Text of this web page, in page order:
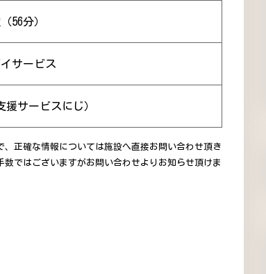
56分）
サービス
サービスにじ）
正確な情報については施設へ直接お問い合わせ頂き
ではございますがお問い合わせよりお知らせ頂けま